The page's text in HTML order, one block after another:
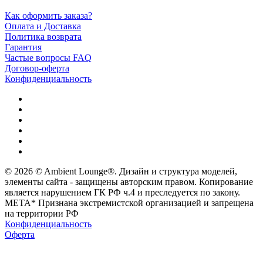
Как оформить заказа?
Оплата и Доставка
Политика возврата
Гарантия
Частые вопросы FAQ
Договор-оферта
Конфиденциальность
© 2026 © Ambient Lounge®. Дизайн и структура моделей,
элементы сайта - защищены авторским правом. Копирование
является нарушением ГК РФ ч.4 и преследуется по закону.
МЕТА* Признана экстремистской организацией и запрещена
на территории РФ
Конфиденциальность
Оферта